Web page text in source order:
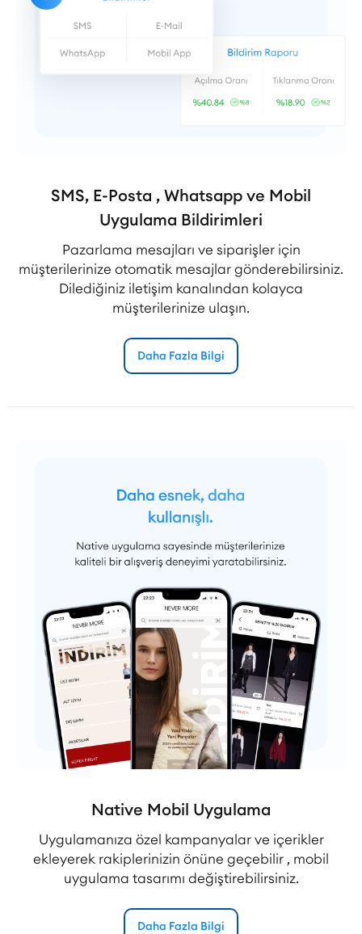
SMS, E-Posta , Whatsapp ve Mobil
Uygulama Bildirimleri
Pazarlama mesajları ve siparişler için
müşterilerinize otomatik mesajlar gönderebilirsiniz.
Dilediğiniz iletişim kanalından kolayca
müşterilerinize ulaşın.
Daha Fazla Bilgi
Native Mobil Uygulama
Uygulamanıza özel kampanyalar ve içerikler
ekleyerek rakiplerinizin önüne geçebilir , mobil
uygulama tasarımı değiştirebilirsiniz.
Daha Fazla Bilgi